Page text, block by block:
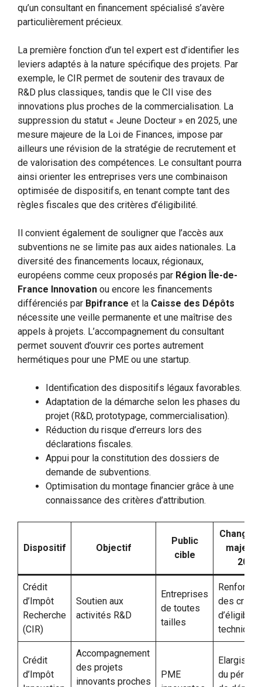
qu’un consultant en financement spécialisé s’avère
particulièrement précieux.
La première fonction d’un tel expert est d’identifier les
leviers adaptés à la nature spécifique des projets. Par
exemple, le CIR permet de soutenir des travaux de
R&D plus classiques, tandis que le CII vise des
innovations plus proches de la commercialisation. La
suppression du statut « Jeune Docteur » en 2025, une
mesure majeure de la Loi de Finances, impose par
ailleurs une révision de la stratégie de recrutement et
de valorisation des compétences. Le consultant pourra
ainsi orienter les entreprises vers une combinaison
optimisée de dispositifs, en tenant compte tant des
règles fiscales que des critères d’éligibilité.
Il convient également de souligner que l’accès aux
subventions ne se limite pas aux aides nationales. La
diversité des financements locaux, régionaux,
européens comme ceux proposés par Région Île-de-
France Innovation ou encore les financements
différenciés par Bpifrance et la Caisse des Dépôts
nécessite une veille permanente et une maîtrise des
appels à projets. L’accompagnement du consultant
permet souvent d’ouvrir ces portes autrement
hermétiques pour une PME ou une startup.
Identification des dispositifs légaux favorables.
Adaptation de la démarche selon les phases du
projet (R&D, prototypage, commercialisation).
Réduction du risque d’erreurs lors des
déclarations fiscales.
Appui pour la constitution des dossiers de
demande de subventions.
Optimisation du montage financier grâce à une
connaissance des critères d’attribution.
Dispositif Objectif
Public
cible
majeur
2025
Crédit
d’Impôt
Recherche
(CIR)
Soutien aux
activités R&D
Entreprises
de toutes
tailles
des
technique
Crédit
d’Impôt
Accompagnement
des projets
innovants proches
PME
du